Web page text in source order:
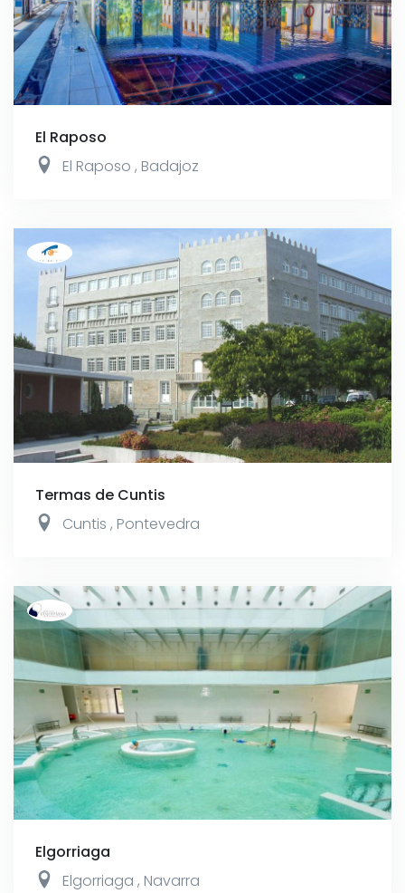
El Raposo
El Raposo , Badajoz
Termas de Cuntis
Cuntis , Pontevedra
Elgorriaga
Elgorriaga , Navarra